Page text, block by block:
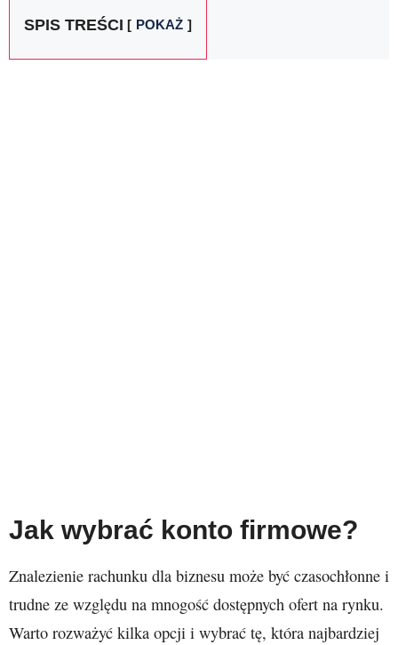
SPIS TREŚCI POKAŻ
Jak wybrać konto firmowe?
Znalezienie rachunku dla biznesu może być czasochłonne i
trudne ze względu na mnogość dostępnych ofert na rynku.
Warto rozważyć kilka opcji i wybrać tę, która najbardziej